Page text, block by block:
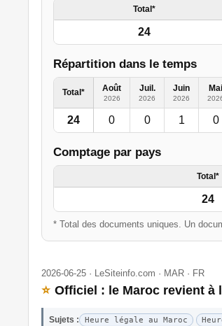
Total*
24
Répartition dans le temps
Total* Août
2026
Juil.
2026
Juin
2026
Mai
24 0 0 1 0
Comptage par pays
Total*
24
* Total des documents uniques. Un
2026-06-25 · LeSiteinfo.com · MAR · FR
⭐ Officiel : le Maroc revient à
Sujets : Heure légale au Maroc